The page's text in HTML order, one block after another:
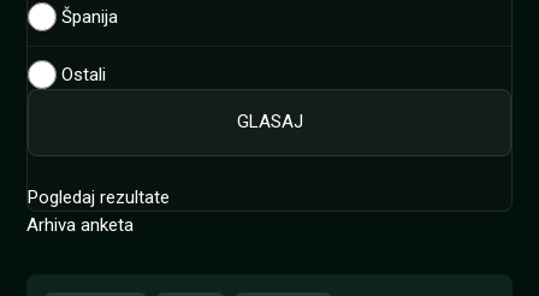
Španija
Ostali
Pogledaj rezultate
Arhiva anketa